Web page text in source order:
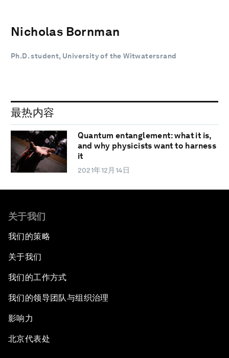
Nicholas Bornman
Ph.D. student, University of the Witwatersrand
最热内容
Quantum entanglement: what it is,
and why physicists want to harness
it
2021年12月14日
关于我们
我们的策略
关于我们
我们的工作方式
我们的领导团队与组织治理
影响力
北京代表处